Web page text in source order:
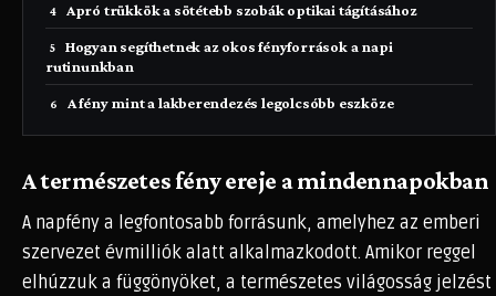
Apró trükkök a sötétebb szobák optikai tágításához
Hogyan segíthetnek az okos fényforrások a napi
rutinunkban
A fény mint a lakberendezés legolcsóbb eszköze
A természetes fény ereje a mindennapokban
A napfény a legfontosabb forrásunk, amelyhez az emberi
szervezet évmilliók alatt alkalmazkodott. Amikor reggel
elhúzzuk a függönyöket, a természetes világosság jelzést